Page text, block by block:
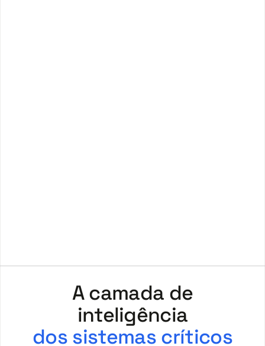
A camada de
dos sistemas críticos